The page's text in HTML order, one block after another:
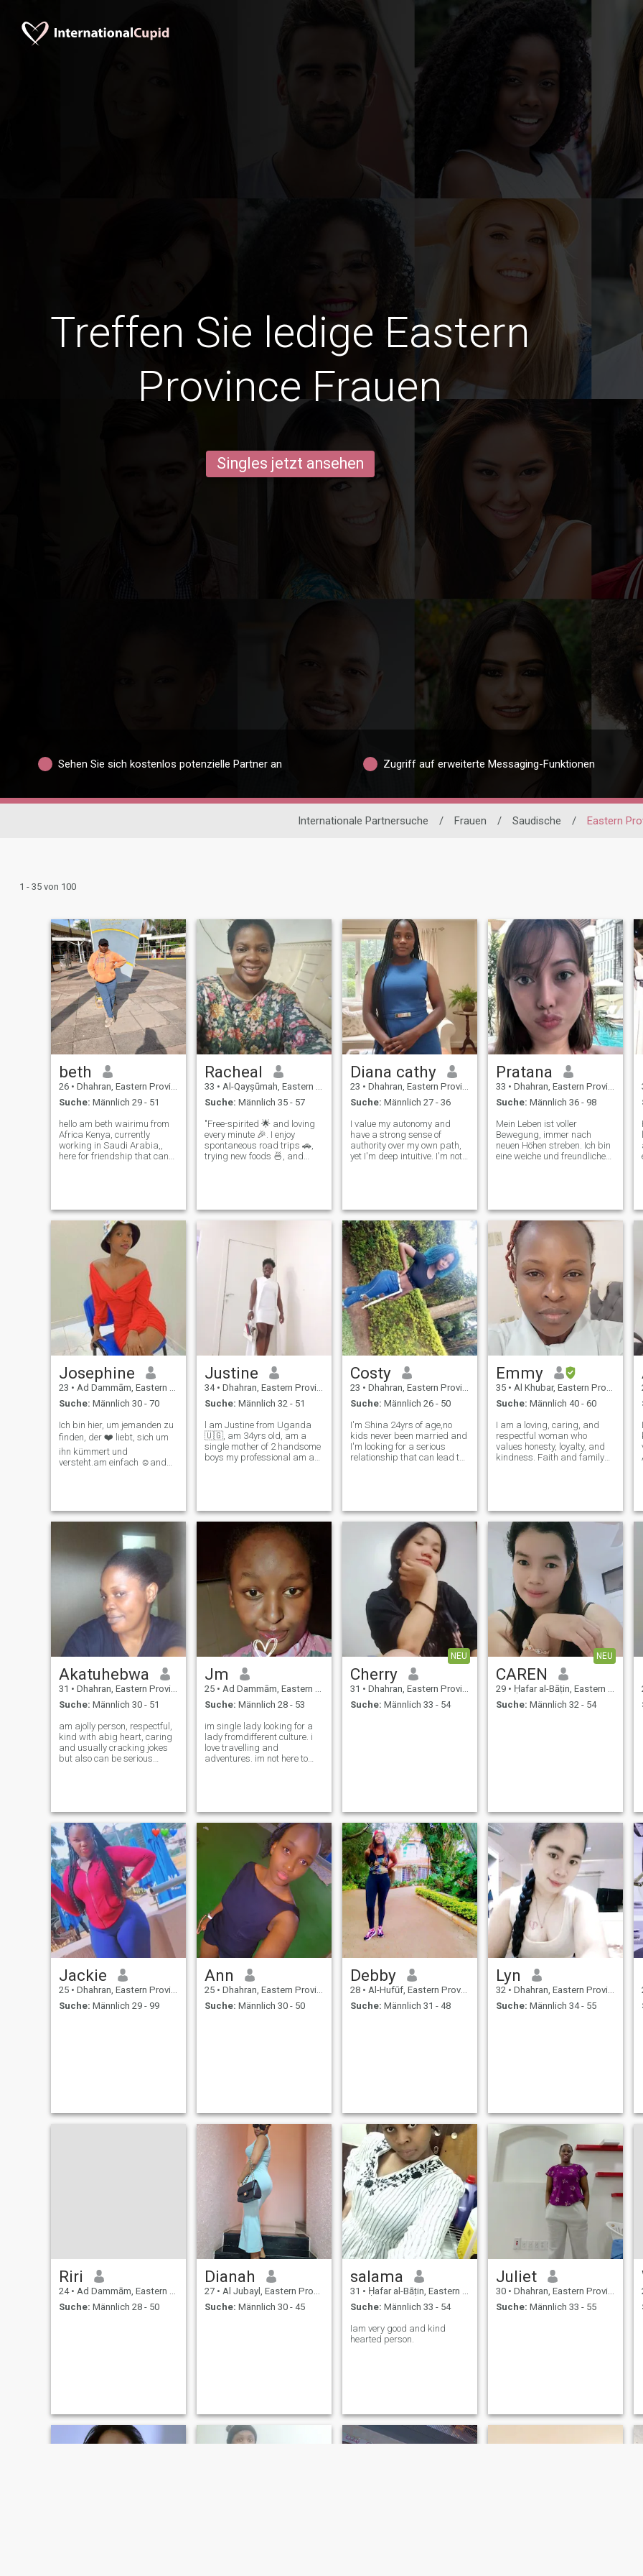
Treffen Sie ledige Eastern
Province Frauen
Singles jetzt ansehen
Sehen Sie sich kostenlos potenzielle Partner an Zugriff auf erweiterte Messaging-Funktionen
Internationale Partnersuche / Frauen / Saudische / Eastern
1 - 35 von 100
beth
26 • Dhahran, Eastern Province, Saudi-Arabien
Suche: Männlich 29 - 51
hello am beth wairimu from
Africa Kenya, currently
working in Saudi Arabia,,
here for friendship that can
books and writing novels
when am not busy working
Racheal
33 • Al-Qayșūmah, Eastern Province, Saudi-Arabien
Suche: Männlich 35 - 57
"Free-spirited 🌟 and loving
every minute 🎉. I enjoy
spontaneous road trips 🚗,
trying new foods 🍜, and
for someone who keeps up
Diana cathy
23 • Dhahran, Eastern Province, Saudi-Arabien
Suche: Männlich 27 - 36
I value my autonomy and
have a strong sense of
authority over my own path,
yet I'm deep intuitive. I'm not
new place or focusing on my
c
Pratana
33 • Dhahran, Eastern Province, Saudi-Arabien
Suche: Männlich 36 - 98
Mein Leben ist voller
Bewegung, immer nach
neuen Höhen streben. Ich bin
eine weiche und freundliche
Unterstützung die
Grundlage für alles waren.
Meine Eltern wurden ein
Beispiel für eine starke
vereinigung, die ich in
meinem Leben aufbauen
möchte. Ich sehe die Zukunft
in einer Beziehung, in der
Harmonie herrscht und ein
Mann die Hauptrolle als
Unterstützung und Führer
übernimmt, dem man
vertrauen kann. Ich schätze
einfache, aber tiefgreifende
Gespräche, warme Abende
zu Hause, gemeinsame
Spaziergänge. Trotz meiner
Aktivität strebe ich ein
dem sich jeder gebraucht
und geliebt fühlt.
Josephine
23 • Ad Dammām, Eastern Province, Saudi-Arabien
Suche: Männlich 30 - 70
Ich bin hier, um jemanden zu
finden, der ❤️ liebt, sich um
ihn kümmert und
versteht.am einfach ☺️and
seinen Sohn zu kümmern.😚
und plz nicht an mich, um
mich nach Nacktstücken zu
bitten.Lier, Spieler,
Zeitverschwendung und
Gamer sagen nichts. LESEN
SIE MEIN PROFIL GUT 🙅
Justine
34 • Dhahran, Eastern Province, Saudi-Arabien
Suche: Männlich 32 - 51
l am Justine from Uganda
🇺🇬, am 34yrs old, am a
single mother of 2 handsome
boys my professional am a
Ugandan by nationalist,
both my parents
Costy
23 • Dhahran, Eastern Province, Saudi-Arabien
Suche: Männlich 26 - 50
I'm Shina 24yrs of age,no
kids never been married and
I'm looking for a serious
relationship that can lead to
sweetest soul.i value
Emmy
35 • Al Khubar, Eastern Province, Saudi-Arabien
Suche: Männlich 40 - 60
I am a loving, caring, and
respectful woman who
values honesty, loyalty, and
kindness. Faith and family
peaceful walks, and
volunteer
Akatuhebwa
31 • Dhahran, Eastern Province, Saudi-Arabien
Suche: Männlich 30 - 51
am ajolly person, respectful,
kind with abig heart, caring
and usually cracking jokes
but also can be serious
watching movies and also
love to visi
Jm
25 • Ad Dammām, Eastern Province, Saudi-Arabien
Suche: Männlich 28 - 53
im single lady looking for a
lady fromdifferent culture. i
love travelling and
adventures. im not here to
open minded. i open up to
new
NEU
Cherry
31 • Dhahran, Eastern Province, Saudi-Arabien
Suche: Männlich 33 - 54
NEU
CAREN
29 • Ḥafar al-Bāṭin, Eastern Province, Saudi-Arabien
Suche: Männlich 32 - 54
Jackie
25 • Dhahran, Eastern Province, Saudi-Arabien
Suche: Männlich 29 - 99
Ann
25 • Dhahran, Eastern Province, Saudi-Arabien
Suche: Männlich 30 - 50
Debby
28 • Al-Hufūf, Eastern Province, Saudi-Arabien
Suche: Männlich 31 - 48
Lyn
32 • Dhahran, Eastern Province, Saudi-Arabien
Suche: Männlich 34 - 55
Riri
24 • Ad Dammām, Eastern Province, Saudi-Arabien
Suche: Männlich 28 - 50
Dianah
27 • Al Jubayl, Eastern Province, Saudi-Arabien
Suche: Männlich 30 - 45
salama
31 • Ḥafar al-Bāṭin, Eastern Province, Saudi-Arabien
Suche: Männlich 33 - 54
Iam very good and kind
hearted person.
Juliet
30 • Dhahran, Eastern Province, Saudi-Arabien
Suche: Männlich 33 - 55